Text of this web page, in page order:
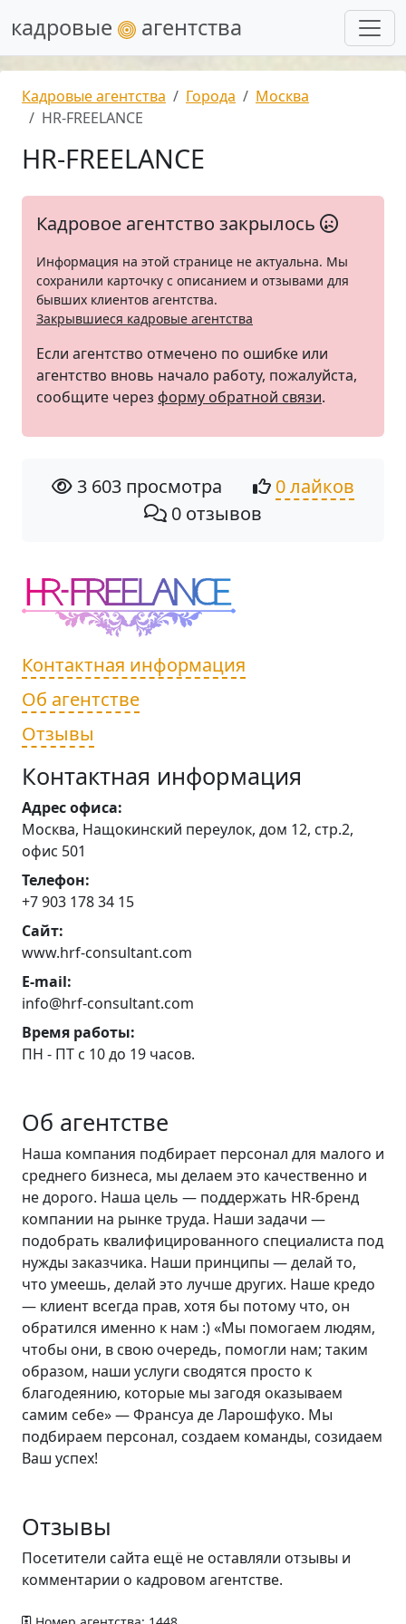
кадровые агентства
Кадровые агентства Города
Москва
HR-FREELANCE
HR-FREELANCE
Кадровое агентство закрылось
Информация на этой странице не актуальна. Мы
сохранили карточку с описанием и отзывами для
бывших клиентов агентства.
Закрывшиеся кадровые агентства
Если агентство отмечено по ошибке или
агентство вновь начало работу, пожалуйста,
сообщите через форму обратной связи.
3 603 просмотра
0 лайков
0 отзывов
Контактная информация
Об агентстве
Отзывы
Контактная информация
Адрес офиса:
Москва, Нащокинский переулок, дом 12, стр.2,
офис 501
Телефон:
+7 903 178 34 15
Сайт:
www.hrf-consultant.com
E-mail:
info@hrf-consultant.com
Время работы:
ПН - ПТ с 10 до 19 часов.
Об агентстве
Наша компания подбирает персонал для малого и
среднего бизнеса, мы делаем это качественно и
не дорого. Наша цель — поддержать HR-бренд
компании на рынке труда. Наши задачи —
подобрать квалифицированного специалиста под
нужды заказчика. Наши принципы — делай то,
что умеешь, делай это лучше других. Наше кредо
— клиент всегда прав, хотя бы потому что, он
обратился именно к нам :) «Мы помогаем людям,
чтобы они, в свою очередь, помогли нам; таким
образом, наши услуги сводятся просто к
благодеянию, которые мы загодя оказываем
самим себе» — Франсуа де Ларошфуко. Мы
подбираем персонал, создаем команды, созидаем
Ваш успех!
Отзывы
Посетители сайта ещё не оставляли отзывы и
комментарии о кадровом агентстве.